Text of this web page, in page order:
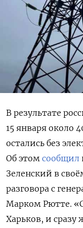
В результате
15 января около
остались без
Об этом сообщил
Зеленский в
разговора с
Марком Рютте.
Харьков, и сразу